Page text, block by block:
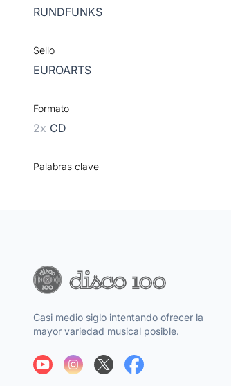
RUNDFUNKS
Sello
EUROARTS
Formato
2x CD
Palabras clave
Casi medio siglo intentando ofrecer la
mayor variedad musical posible.